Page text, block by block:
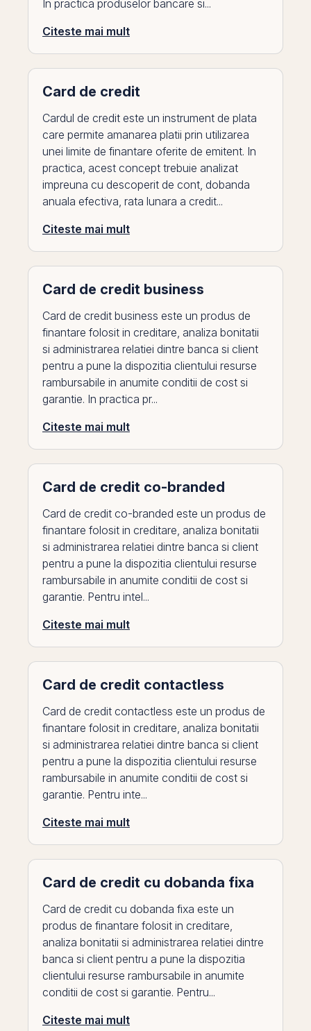
In practica produselor bancare si...
Citeste mai mult
Card de credit
Cardul de credit este un instrument de plata
care permite amanarea platii prin utilizarea
unei limite de finantare oferite de emitent. In
practica, acest concept trebuie analizat
impreuna cu descoperit de cont, dobanda
anuala efectiva, rata lunara a credit...
Citeste mai mult
Card de credit business
Card de credit business este un produs de
finantare folosit in creditare, analiza bonitatii
si administrarea relatiei dintre banca si client
pentru a pune la dispozitia clientului resurse
rambursabile in anumite conditii de cost si
garantie. In practica pr...
Citeste mai mult
Card de credit co-branded
Card de credit co-branded este un produs de
finantare folosit in creditare, analiza bonitatii
si administrarea relatiei dintre banca si client
pentru a pune la dispozitia clientului resurse
rambursabile in anumite conditii de cost si
garantie. Pentru intel...
Citeste mai mult
Card de credit contactless
Card de credit contactless este un produs de
finantare folosit in creditare, analiza bonitatii
si administrarea relatiei dintre banca si client
pentru a pune la dispozitia clientului resurse
rambursabile in anumite conditii de cost si
garantie. Pentru inte...
Citeste mai mult
Card de credit cu dobanda fixa
Card de credit cu dobanda fixa este un
produs de finantare folosit in creditare,
analiza bonitatii si administrarea relatiei dintre
banca si client pentru a pune la dispozitia
clientului resurse rambursabile in anumite
conditii de cost si garantie. Pentru...
Citeste mai mult